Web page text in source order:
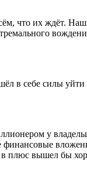
что их ждёт.
в себе силы
у
финансовые
плюс вышел бы